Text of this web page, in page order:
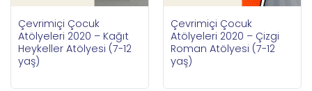
Çevrimiçi Çocuk
Atölyeleri 2020 – Kağıt
Heykeller Atölyesi (7-12
yaş)
Çevrimiçi Çocuk
Atölyeleri 2020 – Çizgi
Roman Atölyesi (7-12
yaş)